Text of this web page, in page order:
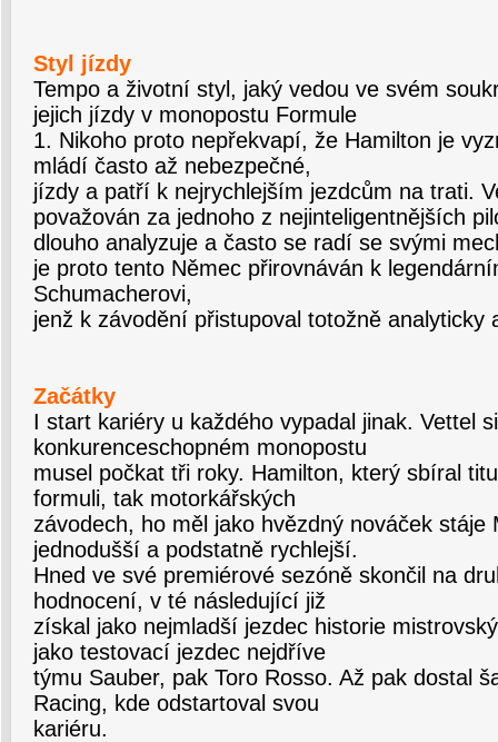
Styl jízdy
Tempo a životní styl, jaký vedou ve svém
jejich jízdy v monopostu Formule
1. Nikoho proto nepřekvapí, že Hamilton je
mládí často až nebezpečné,
jízdy a patří k nejrychlejším jezdcům na trati.
považován za jednoho z nejinteligentnějších
dlouho analyzuje a často se radí se svými
je proto tento Němec přirovnáván k
Schumacherovi,
jenž k závodění přistupoval totožně analyticky
Začátky
I start kariéry u každého vypadal jinak. Vettel
konkurenceschopném monopostu
musel počkat tři roky. Hamilton, který sbíral
formuli, tak motorkářských
závodech, ho měl jako hvězdný nováček stáje
jednodušší a podstatně rychlejší.
Hned ve své premiérové sezóně skončil na
hodnocení, v té následující již
získal jako nejmladší jezdec historie
jako testovací jezdec nejdříve
týmu Sauber, pak Toro Rosso. Až pak dostal
Racing, kde odstartoval svou
kariéru.